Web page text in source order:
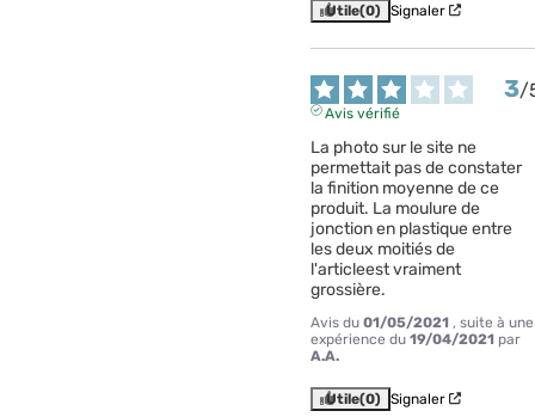
Utile(0) Signaler
3/
Avis vérifié
La photo sur le site ne
permettait pas de constater
la finition moyenne de ce
produit. La moulure de
jonction en plastique entre
les deux moitiés de
l'articleest vraiment
grossière.
Avis du 01/05/2021 , suite à une
expérience du 19/04/2021 par
A.A.
Utile(0) Signaler